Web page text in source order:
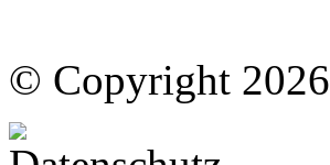
© Copyright 2026